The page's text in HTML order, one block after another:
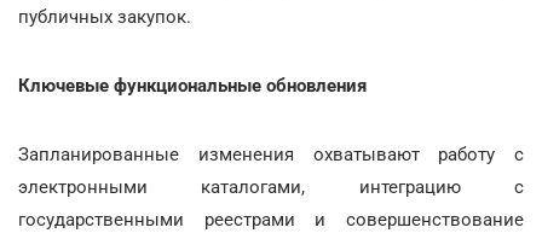
публичных закупок.
Ключевые функциональные обновления
Запланированные изменения охватывают работу с
электронными каталогами, интеграцию с
государственными реестрами и совершенствование